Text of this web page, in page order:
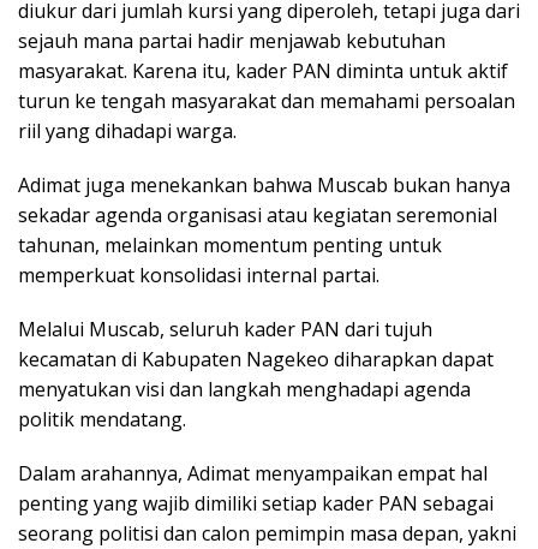
diukur dari jumlah kursi yang diperoleh, tetapi juga dari
sejauh mana partai hadir menjawab kebutuhan
masyarakat. Karena itu, kader PAN diminta untuk aktif
turun ke tengah masyarakat dan memahami persoalan
riil yang dihadapi warga.
Adimat juga menekankan bahwa Muscab bukan hanya
sekadar agenda organisasi atau kegiatan seremonial
tahunan, melainkan momentum penting untuk
memperkuat konsolidasi internal partai.
Melalui Muscab, seluruh kader PAN dari tujuh
kecamatan di Kabupaten Nagekeo diharapkan dapat
menyatukan visi dan langkah menghadapi agenda
politik mendatang.
Dalam arahannya, Adimat menyampaikan empat hal
penting yang wajib dimiliki setiap kader PAN sebagai
seorang politisi dan calon pemimpin masa depan, yakni